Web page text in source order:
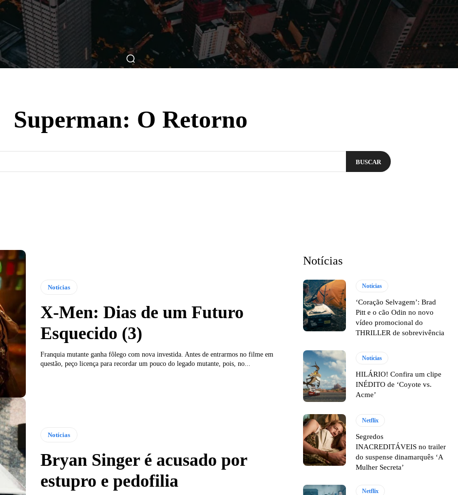
Críticas Breve Nos Cinemas Matérias Nos Cinemas Filmes Séries Música Gênero
Superman: O Retorno
BUSCAR
Notícias
X-Men: Dias de um Futuro
Esquecido (3)
Franquia mutante ganha fôlego com nova investida. Antes de entrarmos no filme em
questão, peço licença para recordar um pouco do legado mutante, pois, no...
Notícias
Bryan Singer é acusado por
estupro e pedofilia
Notícias
Notícias
‘Coração Selvagem’: Brad
Pitt e o cão Odin no novo
vídeo promocional do
THRILLER de sobrevivência
Notícias
HILÁRIO! Confira um clipe
INÉDITO de ‘Coyote vs.
Acme’
Netflix
Segredos
INACREDITÁVEIS no trailer
do suspense dinamarquês ‘A
Mulher Secreta’
Netflix